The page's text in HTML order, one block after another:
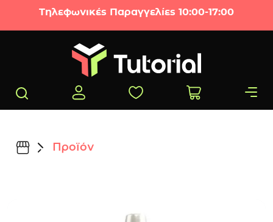
Μετάβαση στο περιεχόμενο
Τηλεφωνικές Παραγγελίες 10:00-17:00
Προϊόν